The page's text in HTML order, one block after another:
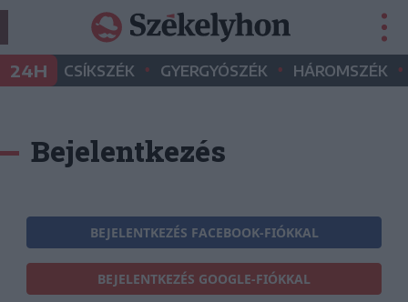
24H CSÍKSZÉK • GYERGYÓSZÉK • HÁROMSZÉK •
Bejelentkezés
BEJELENTKEZÉS FACEBOOK-FIÓKKAL
BEJELENTKEZÉS GOOGLE-FIÓKKAL